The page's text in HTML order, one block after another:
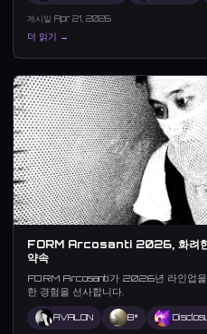
게시일 Apr 21, 2026
더 읽기 →
FORM Arcosanti 2026, 화려한
약속
FORM Arcosanti가 2026년 라인업을
한 경험을 선사합니다.
AVALON B*